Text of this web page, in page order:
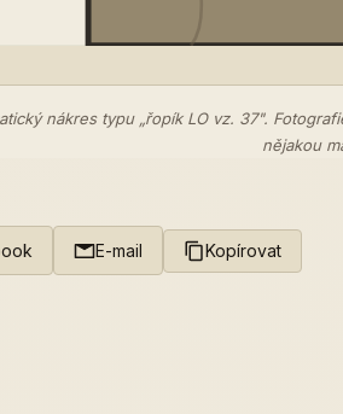
nákres typu „řopík LO vz. 37".
nějakou
E-mail Kopírovat